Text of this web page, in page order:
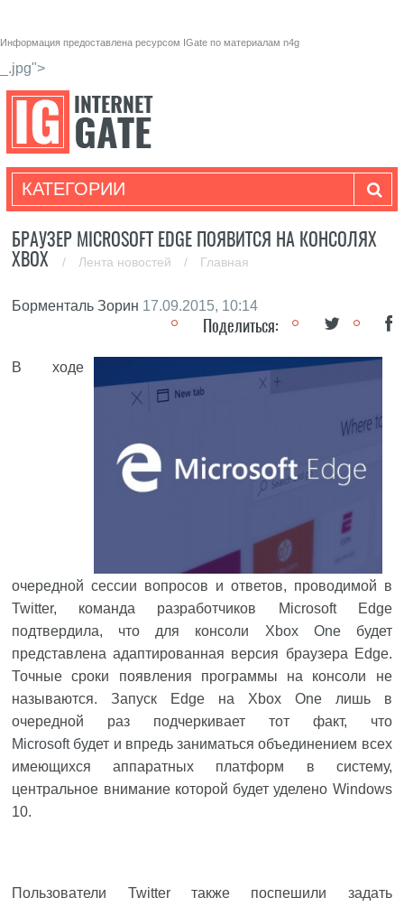
Информация предоставлена ресурсом IGate по материалам n4g
_.jpg">
КАТЕГОРИИ
БРАУЗЕР MICROSOFT EDGE ПОЯВИТСЯ НА КОНСОЛЯХ
XBOX
/ Лента новостей / Главная
Борменталь Зорин 17.09.2015, 10:14
Поделиться:
В ходе
очередной сессии вопросов и ответов, проводимой в
Twitter, команда разработчиков Microsoft Edge
подтвердила, что для консоли Xbox Oneбудет
представлена адаптированная версия браузера Edge.
Точные сроки появления программы на консоли не
называются. Запуск Edge на Xbox One лишь в
очередной раз подчеркивает тот факт, что
Microsoftбудет и впредь заниматься объединением всех
имеющихся аппаратных платформ в систему,
центральное внимание которой будет уделено Windows
10.
Пользователи Twitter также поспешили задать